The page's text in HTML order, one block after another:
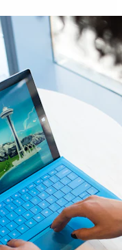
oggi
la domanda e quali